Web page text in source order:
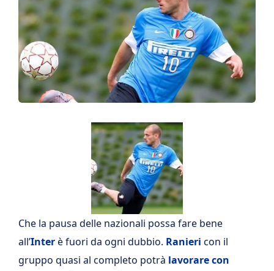
Che la pausa delle nazionali possa fare bene
all’Interè fuori da ogni dubbio. Ranieri con il
gruppo quasi al completo potrà lavorare con